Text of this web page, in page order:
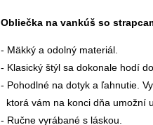
Obliečka na vankúš so
- Mäkký a odolný materiál.
- Klasický štýl sa dokonale hodí
- Pohodlné na dotyk a ľahnutie.
ktorá vám na konci dňa umožní
- Ručne vyrábané s láskou.